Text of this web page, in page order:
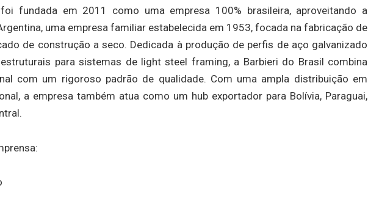
fundada em 2011 como uma empresa 100% brasileira, aproveitando a
uma empresa familiar estabelecida em 1953, focada na fabricação de
de construção a seco. Dedicada à produção de perfis de aço galvanizado
para sistemas de light steel framing, a Barbieri do Brasil combina
com um rigoroso padrão de qualidade. Com uma ampla distribuição em
a empresa também atua como um hub exportador para Bolívia, Paraguai,